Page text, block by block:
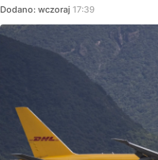
Dodano: wczoraj 17:39